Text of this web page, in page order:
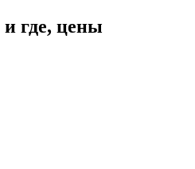
где, цены